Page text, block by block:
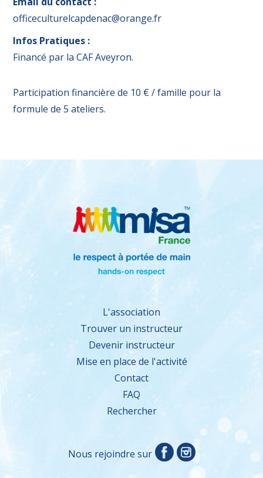
officeculturelcapdenac@orange.fr
Infos Pratiques :
Financé par la CAF Aveyron.
Participation financière de 10 € / famille pour la
formule de 5 ateliers.
L'association
Trouver un instructeur
Devenir instructeur
Mise en place de l'activité
Contact
FAQ
Rechercher
Nous rejoindre sur